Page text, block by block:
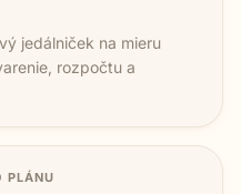
jedálniček na mieru
rozpočtu a
PLÁNU